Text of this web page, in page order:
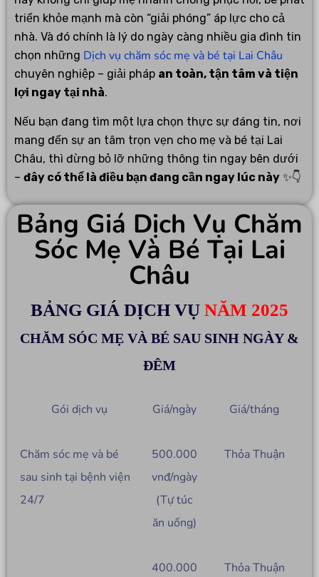
triển khỏe mạnh mà còn “giải phóng” áp lực cho cả
nhà. Và đó chính là lý do ngày càng nhiều gia đình tin
chọn những Dịch vụ chăm sóc mẹ và bé tại Lai Châu
chuyên nghiệp – giải pháp an toàn, tận tâm và tiện
lợi ngay tại nhà.
Nếu bạn đang tìm một lựa chọn thực sự đáng tin, nơi
mang đến sự an tâm trọn vẹn cho mẹ và bé tại Lai
Châu, thì đừng bỏ lỡ những thông tin ngay bên dưới
– đây có thể là điều bạn đang cần ngay lúc này ✨👇
Bảng Giá Dịch Vụ Chăm
Sóc Mẹ Và Bé Tại Lai
Châu
BẢNG GIÁ DỊCH VỤ NĂM 2025
CHĂM SÓC MẸ VÀ BÉ SAU SINH NGÀY &
ĐÊM
Gói dịch vụ Giá/ngày Giá/tháng
Chăm sóc mẹ và bé
sau sinh tại bệnh viện
24/7
500.000
vnđ/ngày
(Tự túc
ăn uống)
Thỏa Thuận
400.000
Thỏa Thuận